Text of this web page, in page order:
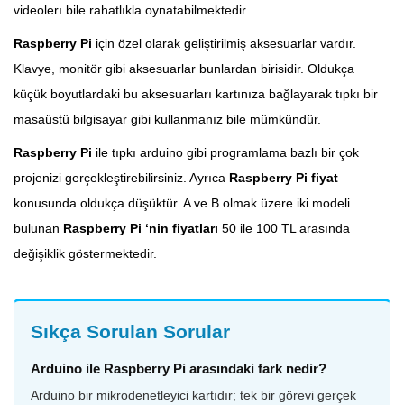
videolerı bile rahatlıkla oynatabilmektedir.
Raspberry Pi için özel olarak geliştirilmiş aksesuarlar vardır.
Klavye, monitör gibi aksesuarlar bunlardan birisidir. Oldukça
küçük boyutlardaki bu aksesuarları kartınıza bağlayarak tıpkı bir
masaüstü bilgisayar gibi kullanmanız bile mümkündür.
Raspberry Pi ile tıpkı arduino gibi programlama bazlı bir çok
projenizi gerçekleştirebilirsiniz. Ayrıca Raspberry Pi fiyat
konusunda oldukça düşüktür. A ve B olmak üzere iki modeli
bulunan Raspberry Pi ‘nin fiyatları 50 ile 100 TL arasında
değişiklik göstermektedir.
Sıkça Sorulan Sorular
Arduino ile Raspberry Pi arasındaki fark nedir?
Arduino bir mikrodenetleyici kartıdır; tek bir görevi gerçek